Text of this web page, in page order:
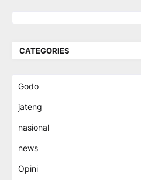
CATEGORIES
Godo
jateng
nasional
news
Opini